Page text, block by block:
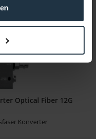
Optical Fiber 12G
Konverter